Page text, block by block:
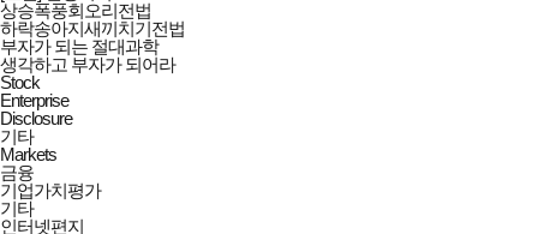
상승폭풍회오리전법
하락송아지새끼치기전법
부자가 되는 절대과학
생각하고 부자가 되어라
Stock
Enterprise
Disclosure
기타
Markets
금융
기업가치평가
기타
인터넷편지